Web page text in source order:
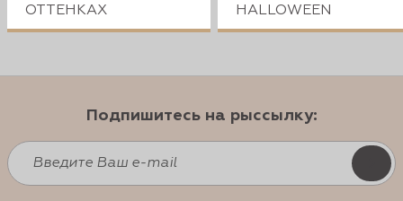
ОТТЕНКАХ
HALLOWEEN
Подпишитесь на рыссылку: